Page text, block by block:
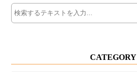
CATEGORY